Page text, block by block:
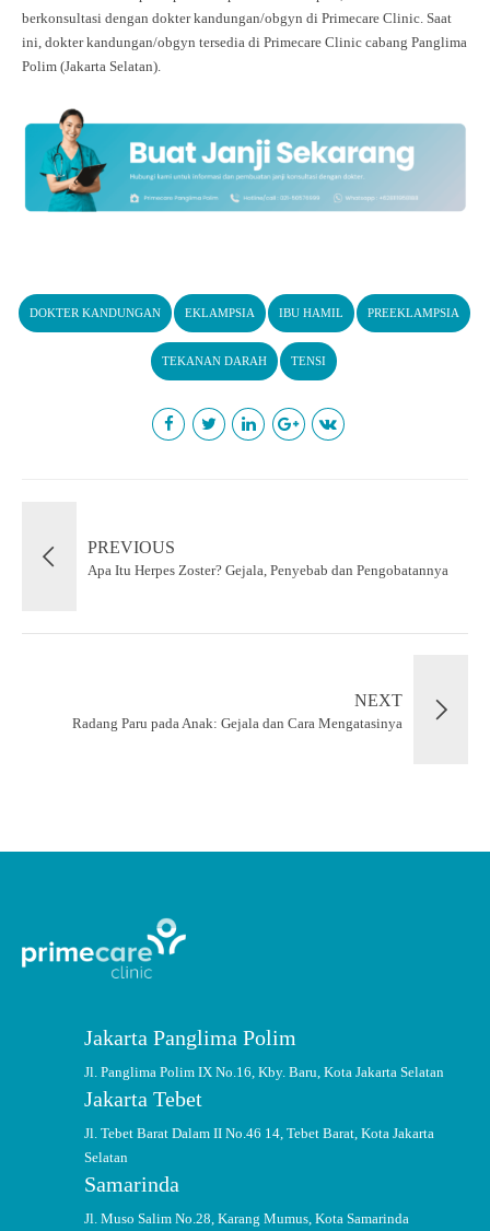
berkonsultasi dengan dokter kandungan/obgyn di Primecare Clinic. Saat
ini, dokter kandungan/obgyn tersedia di Primecare Clinic cabang Panglima
Polim (Jakarta Selatan).
DOKTER KANDUNGAN EKLAMPSIA IBU HAMIL PREEKLAMPSIA
TEKANAN DARAH TENSI
PREVIOUS
Apa Itu Herpes Zoster? Gejala, Penyebab dan Pengobatannya
NEXT
Radang Paru pada Anak: Gejala dan Cara Mengatasinya
Jakarta Panglima Polim
Jl. Panglima Polim IX No.16, Kby. Baru, Kota Jakarta Selatan
Jakarta Tebet
Jl. Tebet Barat Dalam II No.46 14, Tebet Barat, Kota Jakarta
Selatan
Samarinda
Jl. Muso Salim No.28, Karang Mumus, Kota Samarinda